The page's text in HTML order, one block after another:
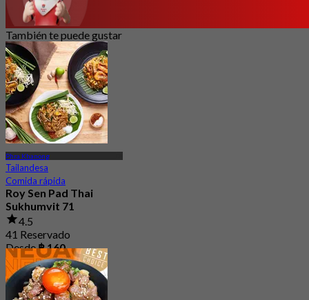
También te puede gustar
Phra Khanong
Tailandesa
Comida rápida
Roy Sen Pad Thai
Sukhumvit 71
4.5
41 Reservado
Desde฿ 160